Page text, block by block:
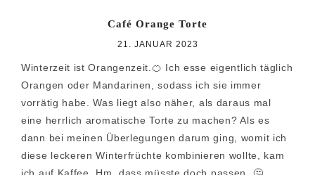
Café Orange Torte
21. JANUAR 2023
Winterzeit ist Orangenzeit.🍊 Ich esse eigentlich täglich
Orangen oder Mandarinen, sodass ich sie immer
vorrätig habe. Was liegt also näher, als daraus mal
eine herrlich aromatische Torte zu machen? Als es
dann bei meinen Überlegungen darum ging, womit ich
diese leckeren Winterfrüchte kombinieren wollte, kam